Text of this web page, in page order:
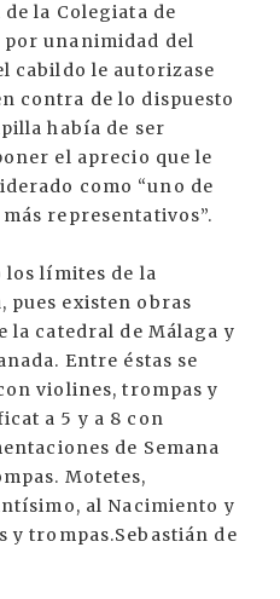
la Colegiata de
por unanimidad del
cabildo le autorizase
contra de lo dispuesto
había de ser
el aprecio que le
como “uno de
representativos”.
límites de la
pues existen obras
la catedral de Málaga y
Entre éstas se
violines, trompas y
a 5 y a 8 con
de Semana
Motetes,
al Nacimiento y
y trompas.Sebastián de